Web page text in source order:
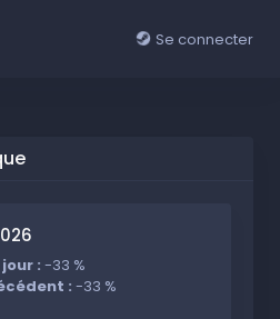
Se connecter
jour :-33 %
:-33 %